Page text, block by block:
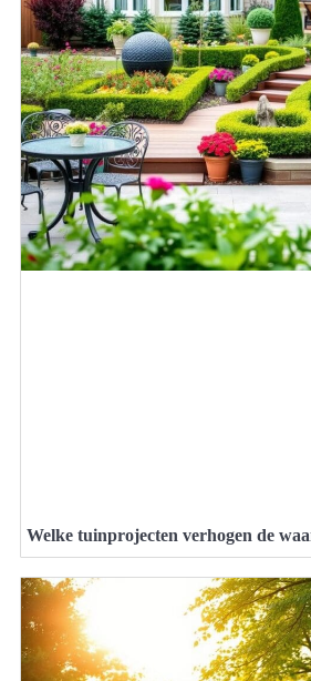
Welke tuinprojecten verhogen de